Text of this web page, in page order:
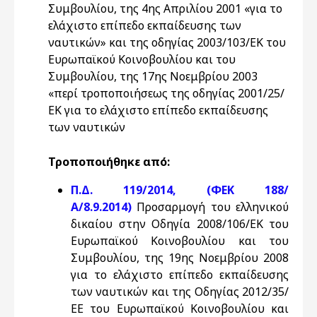
Συμβουλίου, της 4ης Απριλίου 2001 «για το
ελάχιστο επίπεδο εκπαίδευσης των
ναυτικών» και της οδηγίας 2003/103/ΕΚ του
Ευρωπαϊκού Κοινοβουλίου και του
Συμβουλίου, της 17ης Νοεμβρίου 2003
«περί τροποποιήσεως της οδηγίας 2001/25/
ΕΚ για το ελάχιστο επίπεδο εκπαίδευσης
των ναυτικών
Τροποποιήθηκε από:
Π.Δ. 119/2014, (ΦΕΚ 188/
Α/8.9.2014) Προσαρμογή του ελληνικού
δικαίου στην Οδηγία 2008/106/ΕΚ του
Ευρωπαϊκού Κοινοβουλίου και του
Συμβουλίου, της 19ης Νοεμβρίου 2008
για το ελάχιστο επίπεδο εκπαίδευσης
των ναυτικών και της Οδηγίας 2012/35/
ΕΕ του Ευρωπαϊκού Κοινοβουλίου και